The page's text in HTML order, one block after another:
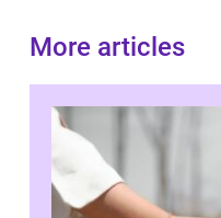
More articles